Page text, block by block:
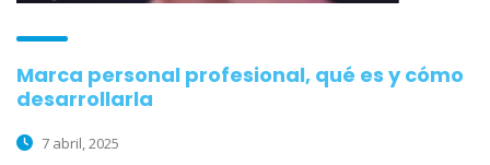
Marca personal profesional, qué es y cómo
desarrollarla
7 abril, 2025